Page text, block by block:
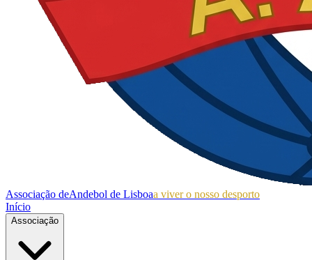
Associação deAndebol de Lisboaa viver o nosso desporto
Início
Associação